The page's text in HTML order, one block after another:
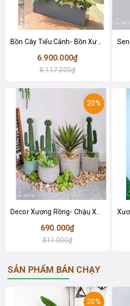
6.900.000₫
8.117.000₫
20%
690.000₫
811.000₫
SẢN PHẨM BÁN CHẠY
20%